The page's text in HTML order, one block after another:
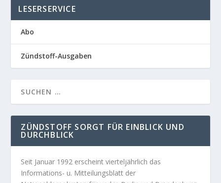
LESERSERVICE
Abo
Zündstoff-Ausgaben
ZÜNDSTOFF SORGT FÜR EINBLICK UND
DURCHBLICK
Seit Januar 1992 erscheint vierteljährlich das
Informations- u. Mitteilungsblatt der